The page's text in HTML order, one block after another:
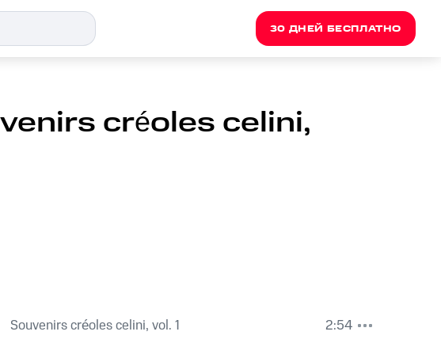
30 ДНЕЙ БЕСПЛАТНО
créoles celini,
Souvenirs créoles celini, vol. 1
2:54